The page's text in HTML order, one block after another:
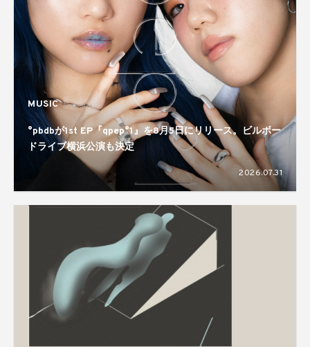
MUSIC
°pbdbが1st EP『qpep°1』を8月5日にリリース。ビルボー
ドライブ横浜公演も決定
2026.07.31